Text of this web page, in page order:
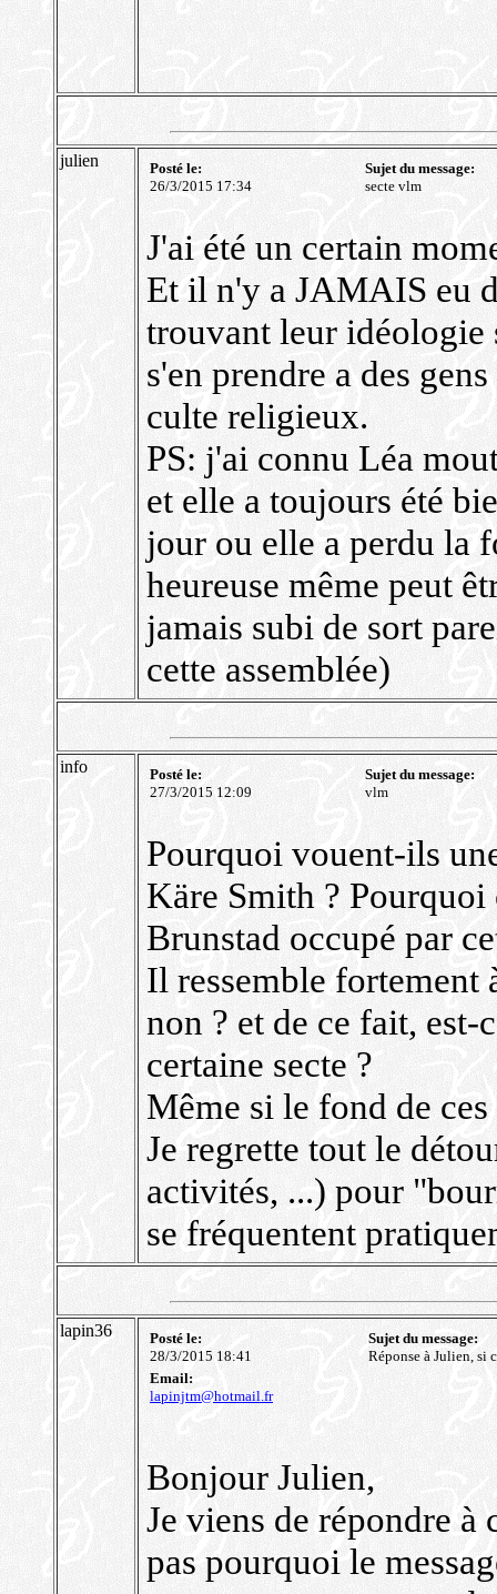
julien
Posté le:
26/3/2015 17:34
Sujet du message:
secte vlm
J'ai été un certain
Et il n'y a JAMAIS eu
trouvant leur idéologie
s'en prendre a des
culte religieux.
PS: j'ai connu Léa
et elle a toujours été
jour ou elle a perdu la
heureuse même peut
jamais subi de sort
cette assemblée)
info
Posté le:
27/3/2015 12:09
Sujet du message:
vlm
Pourquoi vouent-ils
Käre Smith ? Pourquoi
Brunstad occupé par
Il ressemble fortement
non ? et de ce fait, est-
certaine secte ?
Même si le fond de
Je regrette tout le
activités, ...) pour
se fréquentent
lapin36
Posté le:
28/3/2015 18:41
Sujet du message:
Réponse à Julien, si
Email:
lapinjtm@hotmail.fr
Bonjour Julien,
Je viens de répondre à
pas pourquoi le